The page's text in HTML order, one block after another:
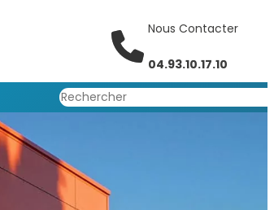
Nous Contacter
04.93.10.17.10
Rechercher